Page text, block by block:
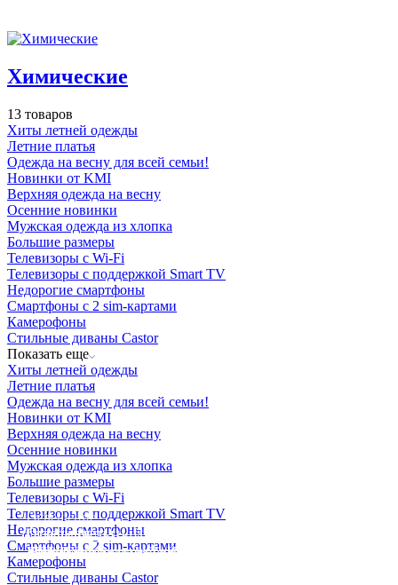
Химические
13 товаров
Хиты летней одежды
Летние платья
Одежда на весну для всей семьи!
Новинки от KMI
Верхняя одежда на весну
Осенние новинки
Мужская одежда из хлопка
Большие размеры
Телевизоры с Wi-Fi
Телевизоры с поддержкой Smart TV
Недорогие смартфоны
Смартфоны с 2 sim-картами
Камерофоны
Стильные диваны Castor
Показать еще
Хиты летней одежды
Летние платья
Одежда на весну для всей семьи!
Новинки от KMI
Верхняя одежда на весну
Осенние новинки
Мужская одежда из хлопка
Большие размеры
Телевизоры с Wi-Fi
Телевизоры с поддержкой Smart TV
Недорогие смартфоны
Смартфоны с 2 sim-картами
Камерофоны
Стильные диваны Castor
Освещение
Здания префектуры ТиНАО
Освещение
Калужский завод путевых машин и гидроприводов
Освещение
СТРОИТЕЛЬНЫЙ ГИПЕРМАРКЕТ «ЛЕРУА
МЕРЛЕН»
Освещение
Железнодорожный вокзал Арзамас-1